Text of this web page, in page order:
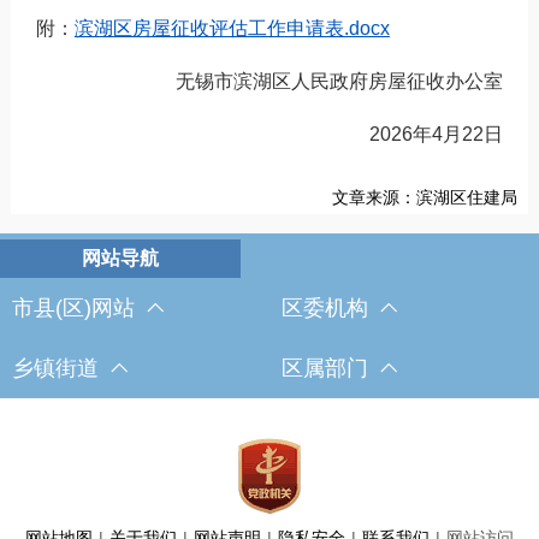
附： 滨湖区房屋征收评估工作申请表.docx
无锡市滨湖区人民政府房屋征收办公室
2026年4月22日
文章来源：滨湖区住建局
市县(区)网站 区委机构
乡镇街道 区属部门